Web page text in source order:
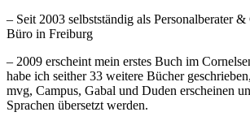
– Seit 2003 selbstständig als Personalberater
Büro in Freiburg
– 2009 erscheint mein erstes Buch im
habe ich seither 33 weitere Bücher
mvg, Campus, Gabal und Duden erscheinen
Sprachen übersetzt werden.